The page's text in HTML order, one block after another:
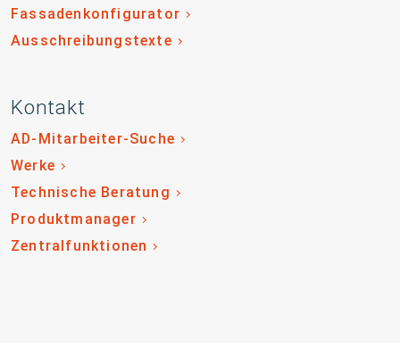
Fassadenkonfigurator
Ausschreibungstexte
Kontakt
AD-Mitarbeiter-Suche
Werke
Technische Beratung
Produktmanager
Zentralfunktionen